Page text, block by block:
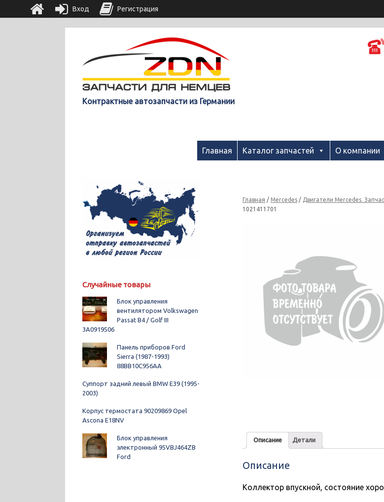
Контрактные автозапчасти из Германии
Главная Каталог запчастей О компании
Главная /Mercedes / Двигатели Mercedes.
1021411701
Описание Детали
Описание
Коллектор впускной, состояние
Случайные товары
Блок управления
вентилятором Volkswagen
Passat B4 / Golf III
3A0919506
Панель приборов Ford
Sierra (1987-1993)
88BB10C956AA
Суппорт задний левый BMW E39 (1995-
2003)
Корпус термостата 90209869 Opel
Ascona E18NV
Блок управления
электронный 95VBJ464ZB
Ford
Вход Регистрация